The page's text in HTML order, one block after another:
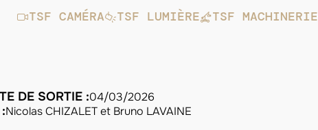
TSF CAMÉRA
TSF LUMIÈRE TSF MACHINERIE
DE SORTIE :04/03/2026
Nicolas CHIZALET et Bruno LAVAINE